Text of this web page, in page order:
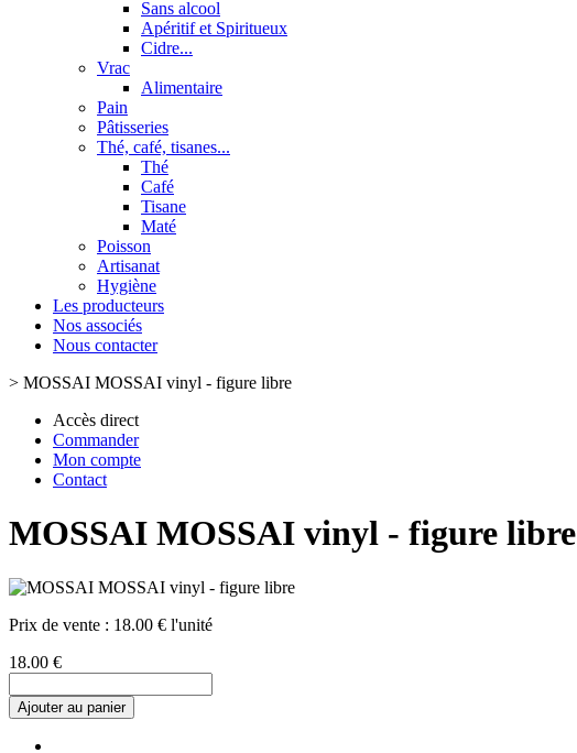
Sans alcool
Apéritif et Spiritueux
Cidre...
Vrac
Alimentaire
Pain
Pâtisseries
Thé, café, tisanes...
Thé
Café
Tisane
Maté
Poisson
Artisanat
Hygiène
Les producteurs
Nos associés
Nous contacter
> MOSSAI MOSSAI vinyl - figure libre
Accès direct
Commander
Mon compte
Contact
MOSSAI MOSSAI vinyl - figure libre
Prix de vente : 18.00 € l'unité
18.00 €
Ajouter au panier